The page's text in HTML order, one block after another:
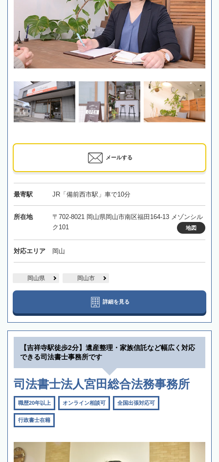
メールする
最寄駅 JR「備前西市駅」車で10分
所在地
〒702-8021 岡山県岡山市南区福田164-13 メゾンシル
ク101
地図
対応エリア 岡山
岡山県 岡山市
詳細を見る
【吉祥寺駅徒歩2分】遺産整理・家族信託など幅広く対応
できる司法書士事務所です
司法書士法人宮田総合法務事務所
職歴20年以上 オンライン相談可 全国出張対応可
行政書士在籍